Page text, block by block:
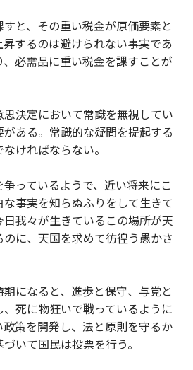
と、その重い税金が原価要素と
するのは避けられない事実であ
必需品に重い税金を課すことが
決定において常識を無視してい
ある。常識的な疑問を提起する
ければならない。
っているようで、近い将来にこ
事実を知らぬふりをして生きて
我々が生きているこの場所が天
に、天国を求めて彷徨う愚かさ
になると、進歩と保守、与党と
死に物狂いで戦っているように
策を開発し、法と原則を守るか
いて国民は投票を行う。